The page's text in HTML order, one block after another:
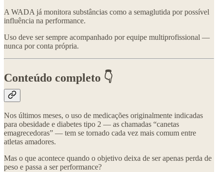
A WADA já monitora substâncias como a semaglutida por possível
influência na performance.
Uso deve ser sempre acompanhado por equipe multiprofissional —
nunca por conta própria.
Conteúdo completo 👇
Nos últimos meses, o uso de medicações originalmente indicadas
para obesidade e diabetes tipo 2 — as chamadas “canetas
emagrecedoras” — tem se tornado cada vez mais comum entre
atletas amadores.
Mas o que acontece quando o objetivo deixa de ser apenas perda de
peso e passa a ser performance?